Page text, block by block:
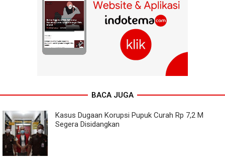
BACA JUGA
Kasus Dugaan Korupsi Pupuk Curah Rp 7,2 M
Segera Disidangkan